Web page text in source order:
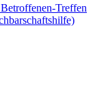
Treffen